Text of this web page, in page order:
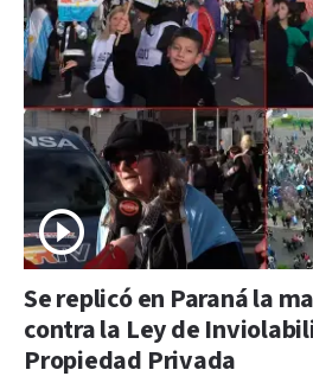
Se replicó en Paraná la
contra la Ley de
Propiedad Privada